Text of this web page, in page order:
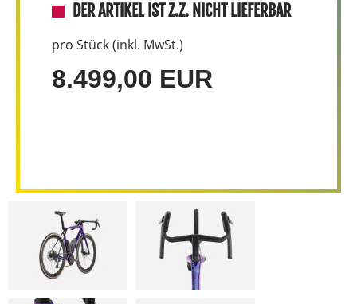
DER ARTIKEL IST Z.Z. NICHT LIEFERBAR
pro Stück (inkl. MwSt.)
8.499,00 EUR